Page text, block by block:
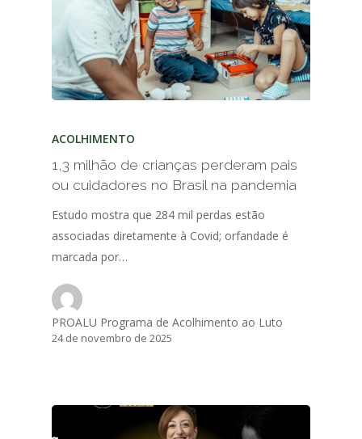
ACOLHIMENTO
1,3 milhão de crianças perderam pais
ou cuidadores no Brasil na pandemia
Estudo mostra que 284 mil perdas estão
associadas diretamente à Covid; orfandade é
marcada por…
PROALU Programa de Acolhimento ao Luto
24 de novembro de 2025